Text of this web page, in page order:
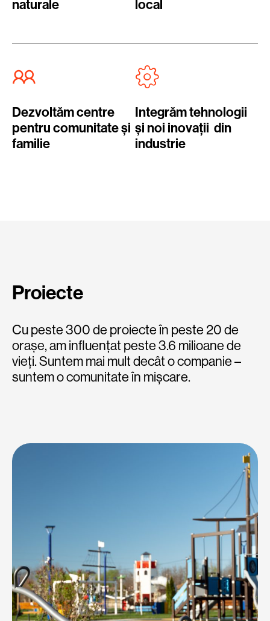
naturale local
Dezvoltăm centre
pentru comunitate și
familie
Integrăm tehnologii
și noi inovații din
industrie
Proiecte
Cu peste 300 de proiecte în peste 20 de
orașe, am influențat peste 3.6 milioane de
vieți. Suntem mai mult decât o companie –
suntem o comunitate în mișcare.